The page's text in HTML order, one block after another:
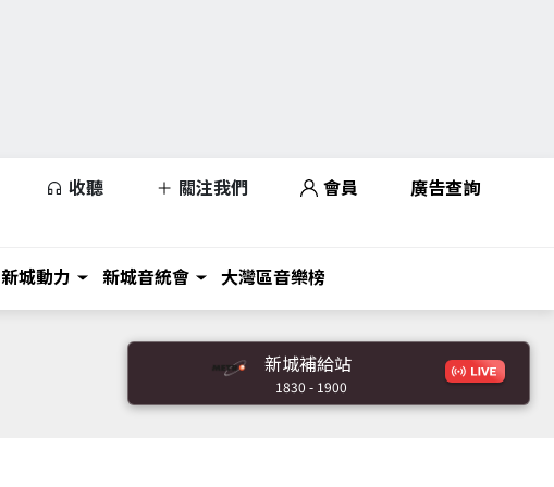
收聽 關注我們 會員 廣告查詢
新城動力 新城音統會 大灣區音樂榜
新城補給站
1830 - 1900